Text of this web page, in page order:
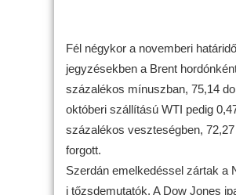
Fél négykor a novemberi
jegyzésekben a Brent
százalékos mínuszban, 75,14
októberi szállítású WTI pedig
százalékos veszteségben,
forgott.
Szerdán emelkedéssel zártak a
i tőzsdemutatók. A Dow Jones